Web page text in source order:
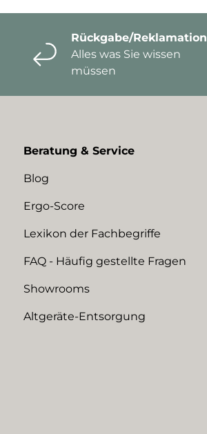
Rückgabe/Reklamation
Alles was Sie wissen
müssen
Beratung & Service
Blog
Ergo-Score
Lexikon der Fachbegriffe
FAQ - Häufig gestellte Fragen
Showrooms
Altgeräte-Entsorgung